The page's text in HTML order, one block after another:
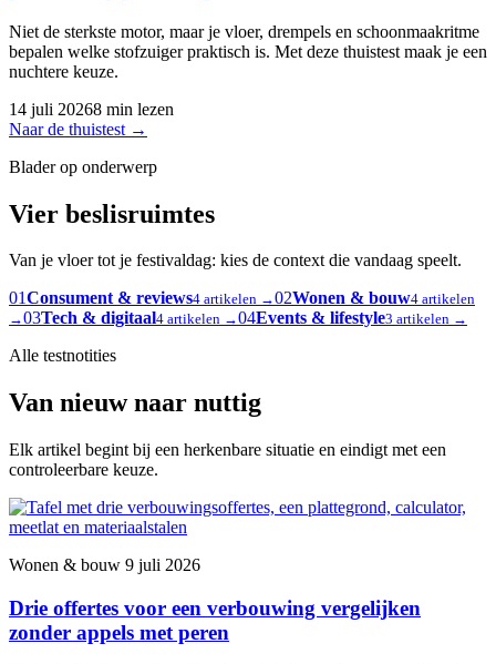
Niet de sterkste motor, maar je vloer, drempels en schoonmaakritme
bepalen welke stofzuiger praktisch is. Met deze thuistest maak je een
nuchtere keuze.
14 juli 20268 min lezen
Naar de thuistest →
Blader op onderwerp
Vier beslisruimtes
Van je vloer tot je festivaldag: kies de context die vandaag speelt.
01Consument & reviews4 artikelen →02Wonen & bouw4 artikelen
→03Tech & digitaal4 artikelen →04Events & lifestyle3 artikelen →
Alle testnotities
Van nieuw naar nuttig
Elk artikel begint bij een herkenbare situatie en eindigt met een
controleerbare keuze.
Wonen & bouw 9 juli 2026
Drie offertes voor een verbouwing vergelijken
zonder appels met peren